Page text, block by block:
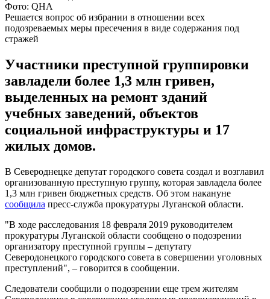
Фото: QHA
Решается вопрос об избрании в отношении всех
подозреваемых меры пресечения в виде содержания под
стражей
Участники преступной группировки
завладели более 1,3 млн гривен,
выделенных на ремонт зданий
учебных заведений, объектов
социальной инфраструктуры и 17
жилых домов.
В Североднецке депутат городского совета создал и возглавил
организованную преступную группу, которая завладела более
1,3 млн гривен бюджетных средств. Об этом накануне
сообщила пресс-служба прокуратуры Луганской области.
"В ходе расследования 18 февраля 2019 руководителем
прокуратуры Луганской области сообщено о подозрении
организатору преступной группы – депутату
Северодонецкого городского совета в совершении уголовных
преступлений", – говорится в сообщении.
Следователи сообщили о подозрении еще трем жителям